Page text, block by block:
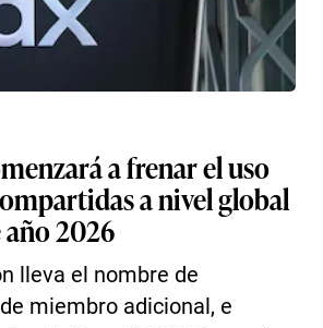
a frenar el uso
a nivel global
2026
lleva el nombre de
miembro adicional, e